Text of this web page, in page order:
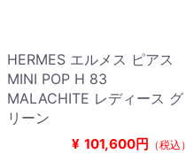
HERMES エルメス ピアス
MINI POP H 83
MALACHITE レディース グ
リーン
¥ 101,600円 （税込）